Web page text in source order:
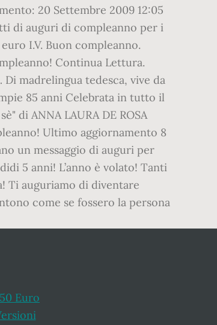
20 Settembre 2009 12:05
di auguri di compleanno per i
I.V. Buon compleanno.
Continua Lettura.
madrelingua tedesca, vive da
85 anni Celebrata in tutto il
di ANNA LAURA DE ROSA
Ultimo aggiornamento 8
un messaggio di auguri per
5 anni! L’anno è volato! Tanti
Ti auguriamo di diventare
come se fossero la persona
Euro